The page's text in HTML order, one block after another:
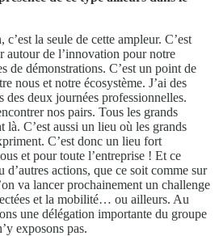
c’est la seule de cette ampleur. C’est
autour de l’innovation pour notre
de démonstrations. C’est un point de
nous et notre écosystème. J’ai des
deux journées professionnelles.
nos pairs. Tous les grands
là. C’est aussi un lieu où les grands
C’est donc un lieu fort
et pour toute l’entreprise ! Et ce
d’autres actions, que ce soit comme sur
va lancer prochainement un challenge
et la mobilité… ou ailleurs. Au
une délégation importante du groupe
exposons pas.